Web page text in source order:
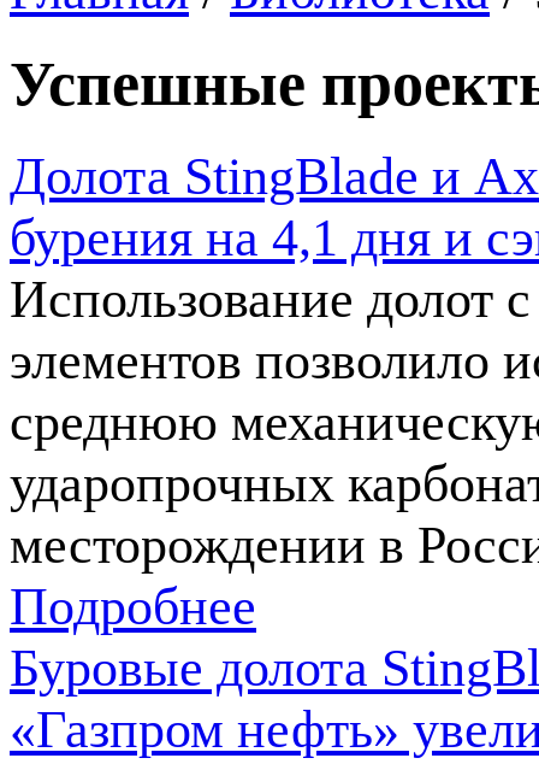
Успешные
Долота StingBlade и
бурения на 4,1 дня и
Использование долот
элементов позволило
среднюю
ударопрочных
месторождении в
Подробнее
Буровые долота
«Газпром нефть»